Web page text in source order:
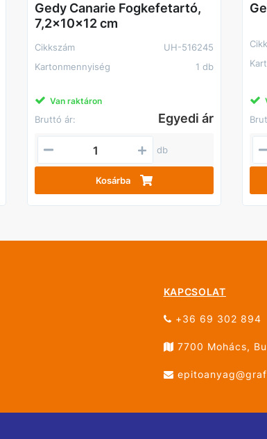
Gedy Canarie Fogkefetartó,
7,2x10x12 cm
Cikkszám
UH-516245
Kartonmennyiség
1 db
Van raktáron
Bruttó ár: Egyedi ár
db
Kosárba
KAPCSOLAT
+36 69 302 894
7700 Mohács,